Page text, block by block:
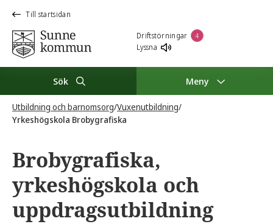
Till startsidan
Driftstörningar 4
Lyssna
Sök Meny
Utbildning och barnomsorg/Vuxenutbildning/
Yrkeshögskola Brobygrafiska
Brobygrafiska,
yrkeshögskola och
uppdragsutbildning